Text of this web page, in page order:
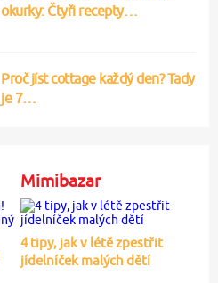
okurky: Čtyři recepty…
Proč jíst cottage každý den? Tady
je 7…
Mimibazar
4 tipy, jak v létě zpestřit
jídelníček malých dětí